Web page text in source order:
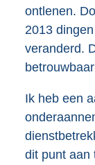
ontlenen.
2013
veranderd.
Ik heb een
dit punt aan